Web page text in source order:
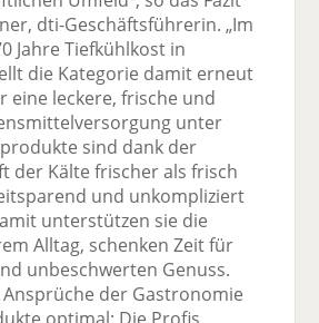
dti-Geschäftsführerin. „Im
Jahre Tiefkühlkost in
die Kategorie damit erneut
eine leckere, frische und
unter
sind dank der
der Kälte frischer als frisch
und unkompliziert
unterstützen sie die
Alltag, schenken Zeit für
unbeschwerten Genuss.
der Gastronomie